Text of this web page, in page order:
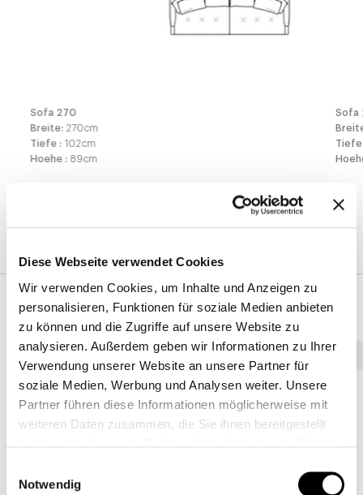
Diese Webseite verwendet Cookies
Wir verwenden Cookies, um Inhalte und Anzeigen zu
personalisieren, Funktionen für soziale Medien anbieten
zu können und die Zugriffe auf unsere Website zu
analysieren. Außerdem geben wir Informationen zu Ihrer
Verwendung unserer Website an unsere Partner für
soziale Medien, Werbung und Analysen weiter. Unsere
Partner führen diese Informationen möglicherweise mit
weiteren Daten zusammen, die Sie ihnen bereitgestellt
Notwendig
Sofa 270
Breite: 270cm
Tiefe : 102cm
Hoehe : 89cm
Sofa
Ausfuehrungen
Stoff - 900